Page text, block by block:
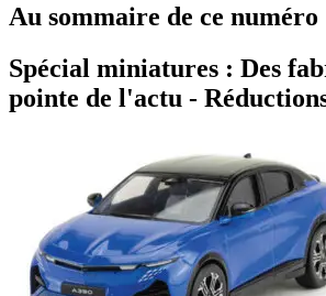
Au sommaire de ce numéro
Spécial miniatures : Des
pointe de l'actu -